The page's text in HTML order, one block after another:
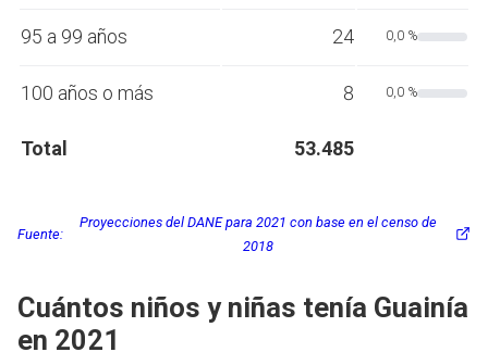
95 a 99 años 24 0,0 %
100 años o más 8 0,0 %
Total 53.485
Fuente:
Proyecciones del DANE para 2021 con base en el censo de
2018
Cuántos niños y niñas tenía Guainía
en 2021